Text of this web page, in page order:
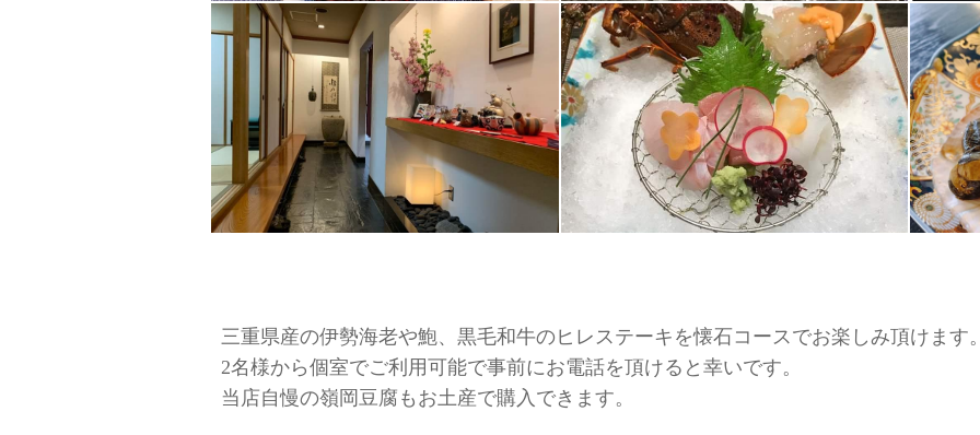
三重県産の伊勢海老や鮑、黒毛和牛のヒレステーキを懐石コースでお楽しみ頂けます
2名様から個室でご利用可能で事前にお電話を頂けると幸いです。
当店自慢の嶺岡豆腐もお土産で購入できます。